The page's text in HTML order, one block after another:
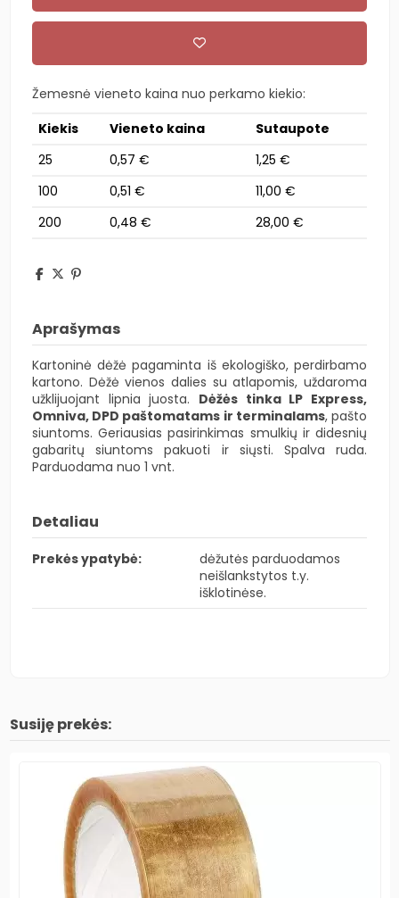
Žemesnė vieneto kaina nuo perkamo kiekio:
Kiekis
Vieneto kaina
Sutaupote
25
0,57 €
1,25 €
100
0,51 €
11,00 €
200
0,48 € 28,00 €
Aprašymas
Kartoninė dėžė pagaminta iš ekologiško, perdirbamo
kartono. Dėžė vienos dalies su atlapomis, uždaroma
užklijuojant lipnia juosta. Dėžės tinka LP Express,
Omniva, DPD paštomatams ir terminalams, pašto
siuntoms. Geriausias pasirinkimas smulkių ir didesnių
gabaritų siuntoms pakuoti ir siųsti. Spalva ruda.
Parduodama nuo 1 vnt.
Detaliau
Prekės ypatybė:
dėžutės parduodamos
neišlankstytos t.y.
išklotinėse.
Susiję prekės: